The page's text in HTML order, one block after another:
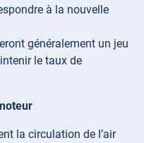
à la nouvelle
généralement un jeu
le taux de
la circulation de l’air